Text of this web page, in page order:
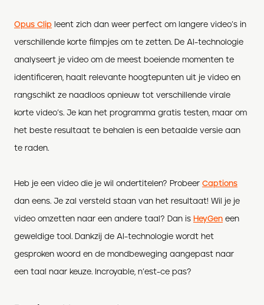
Opus Clip leent zich dan weer perfect om langere video’s in
verschillende korte filmpjes om te zetten. De AI-technologie
analyseert je video om de meest boeiende momenten te
identificeren, haalt relevante hoogtepunten uit je video en
rangschikt ze naadloos opnieuw tot verschillende virale
korte video’s. Je kan het programma gratis testen, maar om
het beste resultaat te behalen is een betaalde versie aan
te raden.
Heb je een video die je wil ondertitelen? Probeer Captions
dan eens. Je zal versteld staan van het resultaat! Wil je je
video omzetten naar een andere taal? Dan is HeyGen een
geweldige tool. Dankzij de AI-technologie wordt het
gesproken woord en de mondbeweging aangepast naar
een taal naar keuze. Incroyable, n’est-ce pas?